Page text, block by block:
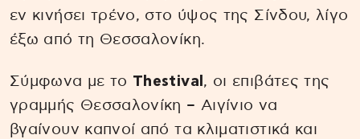
εν κινήσει τρένο, στο ύψος της Σίνδου, λίγο
έξω από τη Θεσσαλονίκη.
Σύμφωνα με το Thestival , οι επιβάτες της
γραμμής Θεσσαλονίκη – Αιγίνιο να
βγαίνουν καπνοί από τα κλιματιστικά και